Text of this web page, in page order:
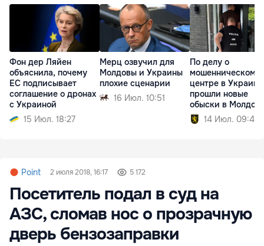
Фон дер Ляйен
объяснила, почему
ЕС подписывает
соглашение о дронах
с Украиной
15 Июл. 18:27
Мерц озвучил для
Молдовы и Украины
плохие сценарии
16 Июл. 10:51
По делу о
мошенническом
центре в Украине
прошли новые
обыски в
14 Июл. 09:40
Point 2 июля 2018, 16:17 5 172
Посетитель подал в суд на
АЗС, сломав нос о прозрачную
дверь бензозаправки